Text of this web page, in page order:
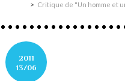
Critique de "Un homme et
2011
13/06